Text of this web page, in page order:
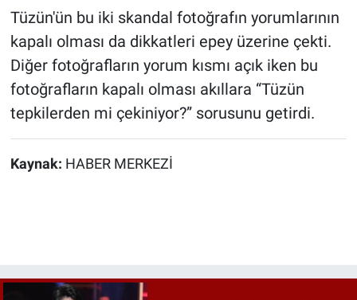
Tüzün'ün bu iki skandal fotoğrafın yorumlarının
kapalı olması da dikkatleri epey üzerine çekti.
Diğer fotoğrafların yorum kısmı açık iken bu
fotoğrafların kapalı olması akıllara “Tüzün
tepkilerden mi çekiniyor?” sorusunu getirdi.
Kaynak: HABER MERKEZİ